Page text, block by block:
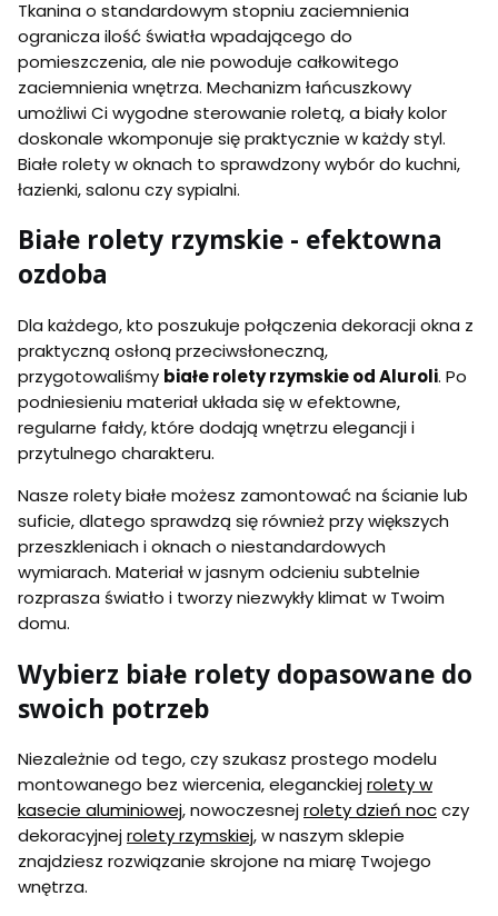
Tkanina o standardowym stopniu zaciemnienia
ogranicza ilość światła wpadającego do
pomieszczenia, ale nie powoduje całkowitego
zaciemnienia wnętrza. Mechanizm łańcuszkowy
umożliwi Ci wygodne sterowanie roletą, a biały kolor
doskonale wkomponuje się praktycznie w każdy styl.
Białe rolety w oknach to sprawdzony wybór do kuchni,
łazienki, salonu czy sypialni.
Białe rolety rzymskie - efektowna
ozdoba
Dla każdego, kto poszukuje połączenia dekoracji okna z
praktyczną osłoną przeciwsłoneczną,
przygotowaliśmy białe rolety rzymskie od Aluroli. Po
podniesieniu materiał układa się w efektowne,
regularne fałdy, które dodają wnętrzu elegancji i
przytulnego charakteru.
Nasze rolety białe możesz zamontować na ścianie lub
suficie, dlatego sprawdzą się również przy większych
przeszkleniach i oknach o niestandardowych
wymiarach. Materiał w jasnym odcieniu subtelnie
rozprasza światło i tworzy niezwykły klimat w Twoim
domu.
Wybierz białe rolety dopasowane do
swoich potrzeb
Niezależnie od tego, czy szukasz prostego modelu
montowanego bez wiercenia, eleganckiejrolety w
kasecie aluminiowej, nowoczesnejrolety dzień nocczy
dekoracyjnejrolety rzymskiej, w naszym sklepie
znajdziesz rozwiązanie skrojone na miarę Twojego
wnętrza.